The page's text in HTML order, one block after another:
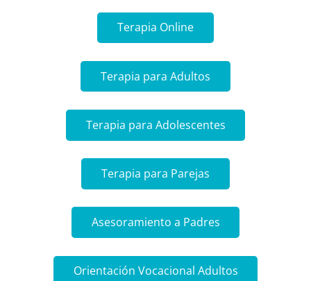
Terapia Online
Terapia para Adultos
Terapia para Adolescentes
Terapia para Parejas
Asesoramiento a Padres
Orientación Vocacional Adultos